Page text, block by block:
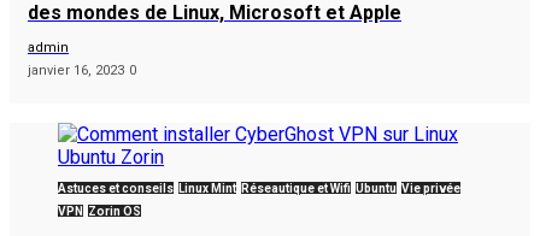
des mondes de Linux, Microsoft et Apple
admin
janvier 16, 2023 0
Astuces et conseils Linux Mint Réseautique et Wifi Ubuntu Vie privée
VPN
Zorin OS